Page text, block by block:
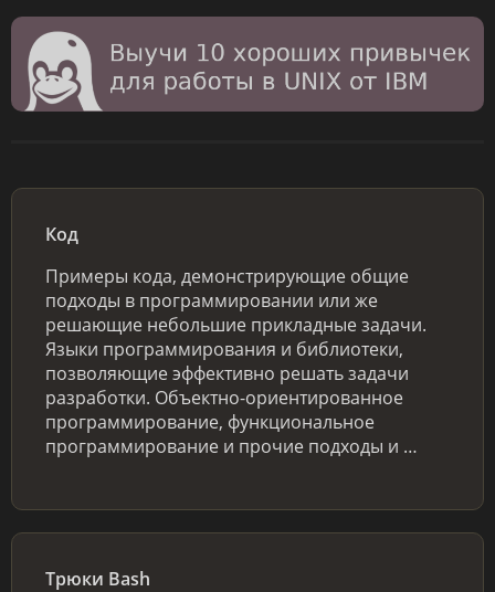
Код
Примеры кода, демонстрирующие общие
подходы в программировании или же
решающие небольшие прикладные задачи.
Языки программирования и библиотеки,
позволяющие эффективно решать задачи
разработки. Объектно-ориентированное
программирование, функциональное
программирование и прочие подходы и …
Трюки Bash